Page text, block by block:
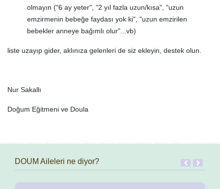
olmayın ("6 ay yeter", "2 yıl fazla uzun/kısa", "uzun
emzirmenin bebeğe faydası yok ki", "uzun emzirilen
bebekler anneye bağımlı olur"...vb)
liste uzayıp gider, aklınıza gelenleri de siz ekleyin, destek olun.
Nur Sakallı
Doğum Eğitmeni ve Doula
DOUM Aileleri ne diyor?